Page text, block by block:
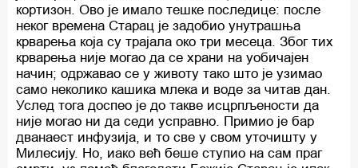
кортизон. Ово је имало тешке последице: после
неког времена Старац је задобио унутрашња
крварења која су трајала око три месеца. Због тих
крварења није могао да се храни на уобичајен
начин; одржавао се у животу тако што је узимао
само неколико кашика млека и воде за читав дан.
Услед тога доспео је до такве исцрпљености да
није могао ни да седи усправно. Примио је бар
дванаест инфузија, и то све у свом уточишту у
Милесију. Но, иако већ беше ступио на сам праг